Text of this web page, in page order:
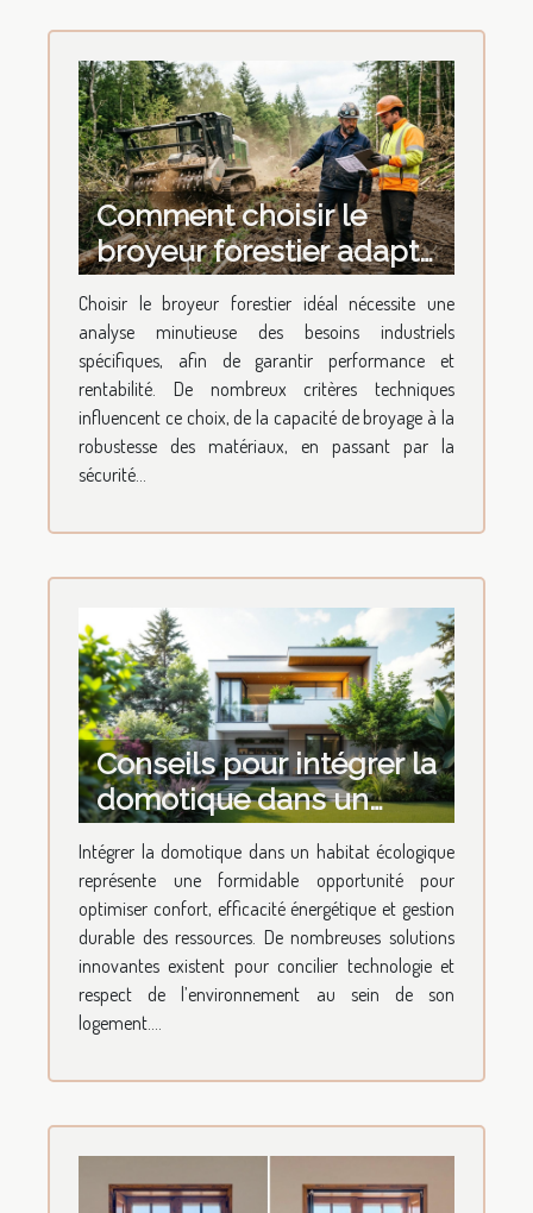
Comment choisir le
broyeur forestier adapté
à vos besoins industriels
?
Choisir le broyeur forestier idéal nécessite une
analyse minutieuse des besoins industriels
spécifiques, afin de garantir performance et
rentabilité. De nombreux critères techniques
influencent ce choix, de la capacité de broyage à la
robustesse des matériaux, en passant par la
sécurité...
Conseils pour intégrer la
domotique dans un
habitat écologique
Intégrer la domotique dans un habitat écologique
représente une formidable opportunité pour
optimiser confort, efficacité énergétique et gestion
durable des ressources. De nombreuses solutions
innovantes existent pour concilier technologie et
respect de l’environnement au sein de son
logement....